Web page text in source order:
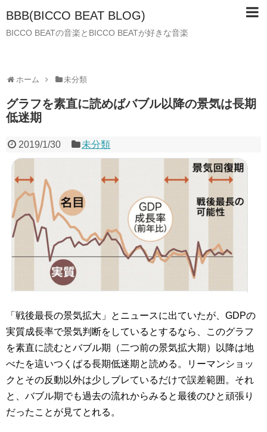
BBB(BICCO BEAT BLOG)
BICCO BEATの音楽とBICCO BEATが好きな音楽
ホーム 未分類
グラフを素直に読めばバブル以降の景気は長期
低迷期
2019/1/30 未分類
「戦後最長の景気拡大」とニュースに出ていたが、GDPの
実質成長率で景気判断をしているとするなら、このグラフ
を素直に読むとバブル期（二つ前の景気拡大期）以降は地
べたを這いつくばる長期低迷期と読める。リーマンショッ
クとその反動以外は少しブレているだけで誤差範囲。それ
と、バブル期でも過去の流れからみると最後のひと頑張り
だったことが見てとれる。